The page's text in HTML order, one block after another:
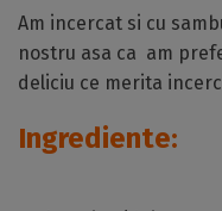
Am incercat si cu
nostru asa ca am
deliciu ce merita
Ingrediente: